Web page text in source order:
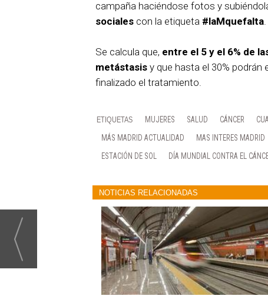
campaña haciéndose fotos y
sociales con la etiqueta #laMquefalta.
Se calcula que, entre el 5 y el 6% de
metástasis y que hasta el 30%
finalizado el tratamiento.
MUJERES SALUD CÁNCER
MÁS MADRID ACTUALIDAD
MAS INTERES MADRID
ESTACIÓN DE SOL
DÍA MUNDIAL CONTRA EL
NOTICIAS RELACIONADAS